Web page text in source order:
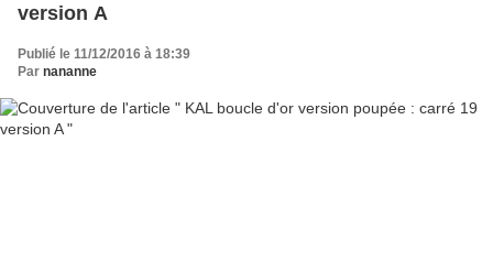
version A
Publié le 11/12/2016 à 18:39
Par nananne